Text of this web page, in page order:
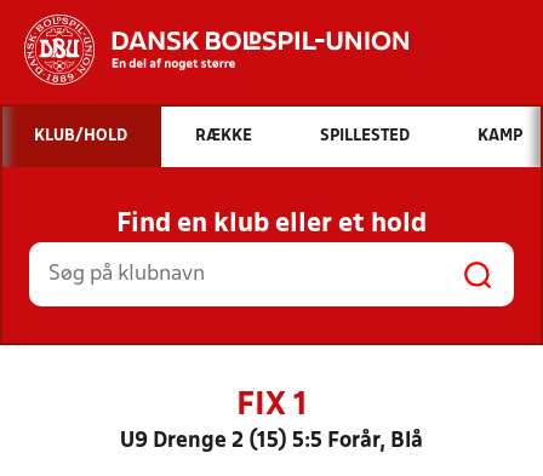
Hvad vil du søge efter?
INDHOLD OG NYHEDER
STILLINGER, RESULTATER, KLUBBER OG
HOLD
KLUB/HOLD RÆKKE SPILLESTED KAMP
Find en klub eller et hold
FIX 1
U9 Drenge 2 (15) 5:5 Forår, Blå